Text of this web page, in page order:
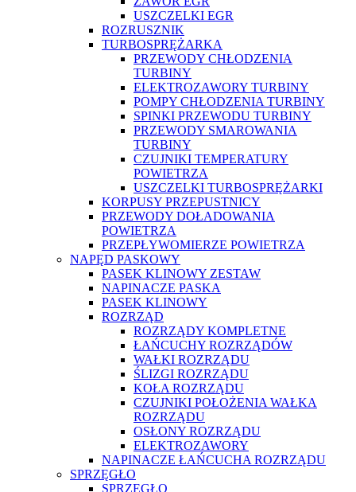
USZCZELKI EGR
ROZRUSZNIK
TURBOSPRĘŻARKA
PRZEWODY CHŁODZENIA
TURBINY
ELEKTROZAWORY TURBINY
POMPY CHŁODZENIA TURBINY
SPINKI PRZEWODU TURBINY
PRZEWODY SMAROWANIA
TURBINY
CZUJNIKI TEMPERATURY
POWIETRZA
USZCZELKI TURBOSPRĘŻARKI
KORPUSY PRZEPUSTNICY
PRZEWODY DOŁADOWANIA
POWIETRZA
PRZEPŁYWOMIERZE POWIETRZA
NAPĘD PASKOWY
PASEK KLINOWY ZESTAW
NAPINACZE PASKA
PASEK KLINOWY
ROZRZĄD
ROZRZĄDY KOMPLETNE
ŁAŃCUCHY ROZRZĄDÓW
WAŁKI ROZRZĄDU
ŚLIZGI ROZRZĄDU
KOŁA ROZRZĄDU
CZUJNIKI POŁOŻENIA WAŁKA
ROZRZĄDU
OSŁONY ROZRZĄDU
ELEKTROZAWORY
NAPINACZE ŁAŃCUCHA ROZRZĄDU
SPRZĘGŁO
SPRZĘGŁO